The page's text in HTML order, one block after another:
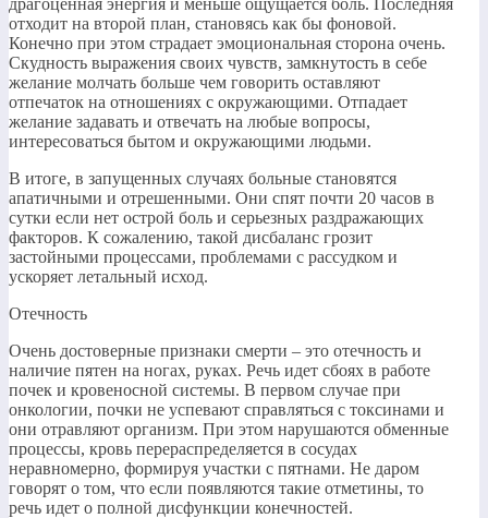
драгоценная энергия и меньше ощущается боль. Последняя
отходит на второй план, становясь как бы фоновой.
Конечно при этом страдает эмоциональная сторона очень.
Скудность выражения своих чувств, замкнутость в себе
желание молчать больше чем говорить оставляют
отпечаток на отношениях с окружающими. Отпадает
желание задавать и отвечать на любые вопросы,
интересоваться бытом и окружающими людьми.
В итоге, в запущенных случаях больные становятся
апатичными и отрешенными. Они спят почти 20 часов в
сутки если нет острой боль и серьезных раздражающих
факторов. К сожалению, такой дисбаланс грозит
застойными процессами, проблемами с рассудком и
ускоряет летальный исход.
Отечность
Очень достоверные признаки смерти – это отечность и
наличие пятен на ногах, руках. Речь идет сбоях в работе
почек и кровеносной системы. В первом случае при
онкологии, почки не успевают справляться с токсинами и
они отравляют организм. При этом нарушаются обменные
процессы, кровь перераспределяется в сосудах
неравномерно, формируя участки с пятнами. Не даром
говорят о том, что если появляются такие отметины, то
речь идет о полной дисфункции конечностей.